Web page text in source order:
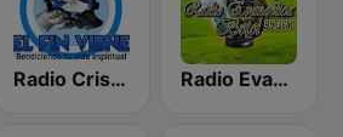
Radio Cristiana El Fin Viene Radio Evangelica Betel